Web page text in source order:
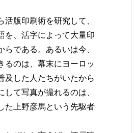
版印刷術を研究して、
を、活字によって大量印
である。あるいは今、
るのは、幕末にヨーロッ
及した人たちがいたから
て写真が撮れるのは、
た上野彦馬という先駆者